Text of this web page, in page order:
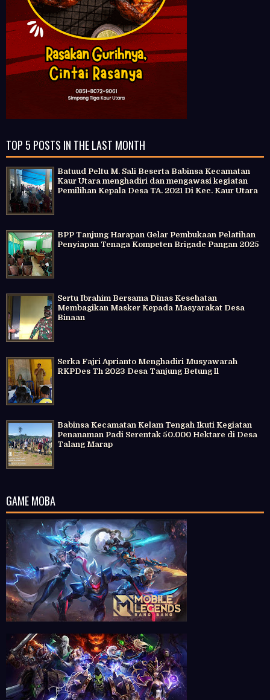
TOP 5 POSTS IN THE LAST MONTH
Batuud Peltu M. Sali Beserta Babinsa Kecamatan
Kaur Utara menghadiri dan mengawasi kegiatan
Pemilihan Kepala Desa TA. 2021 Di Kec. Kaur Utara
BPP Tanjung Harapan Gelar Pembukaan Pelatihan
Penyiapan Tenaga Kompeten Brigade Pangan 2025
Sertu Ibrahim Bersama Dinas Kesehatan
Membagikan Masker Kepada Masyarakat Desa
Binaan
Serka Fajri Aprianto Menghadiri Musyawarah
RKPDes Th 2023 Desa Tanjung Betung ll
Babinsa Kecamatan Kelam Tengah Ikuti Kegiatan
Penanaman Padi Serentak 50.000 Hektare di Desa
Talang Marap
GAME MOBA